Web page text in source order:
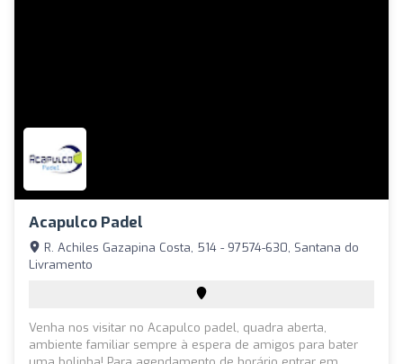
Acapulco Padel
R. Achiles Gazapina Costa, 514 - 97574-630, Santana do
Livramento
Venha nos visitar no Acapulco padel, quadra aberta,
ambiente familiar sempre à espera de amigos para bater